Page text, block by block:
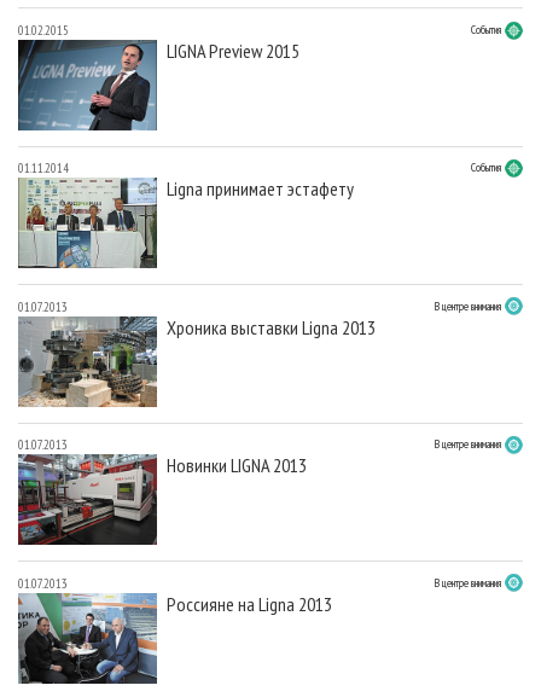
01.02.2015 События
LIGNA Preview 2015
01.11.2014 События
Ligna принимает эстафету
01.07.2013 В центре внимания
Хроника выставки Ligna 2013
01.07.2013 В центре внимания
Новинки LIGNA 2013
01.07.2013 В центре внимания
Россияне на Ligna 2013